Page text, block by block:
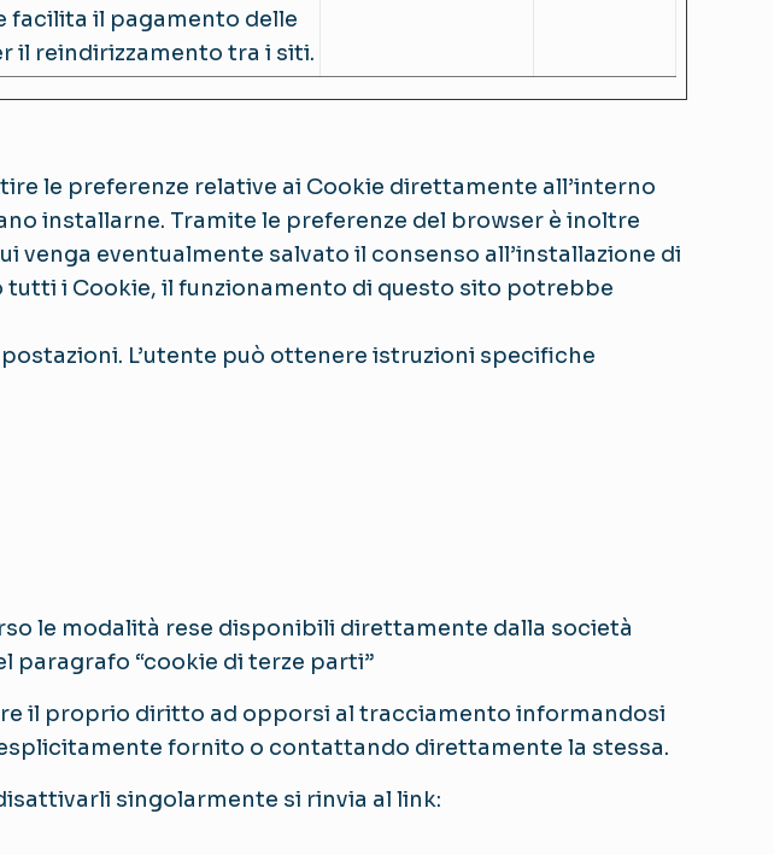
facilita il pagamento delle
il reindirizzamento tra i siti.
le preferenze relative ai Cookie direttamente all’interno
installarne. Tramite le preferenze del browser è inoltre
venga eventualmente salvato il consenso all’installazione di
i Cookie, il funzionamento di questo sito potrebbe
L’utente può ottenere istruzioni specifiche
le modalità rese disponibili direttamente dalla società
“cookie di terze parti”
il proprio diritto ad opporsi al tracciamento informandosi
fornito o contattando direttamente la stessa.
singolarmente si rinvia al link: